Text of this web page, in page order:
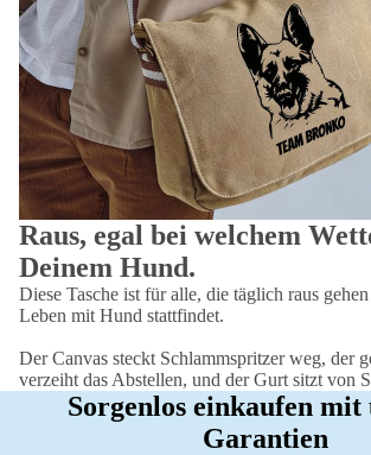
Raus, egal bei welchem
Deinem Hund.
Diese Tasche ist für alle, die täglich raus
Leben mit Hund stattfindet.
Der Canvas steckt Schlammspritzer weg, der
verzeiht das Abstellen, und der Gurt sitzt von
Sorgenlos einkaufen mit
Garantien